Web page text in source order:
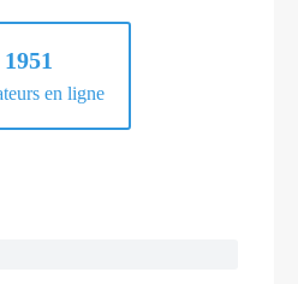
1951
en ligne